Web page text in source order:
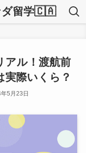
ダ留学🇨🇦
アル！渡航前
実際いくら？
5月23日